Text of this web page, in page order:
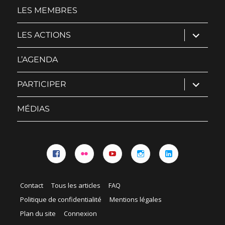
LES MEMBRES
LES ACTIONS ouvrir
le
sous-
L’AGENDA
PARTICIPER ouvrir
le
sous-
MÉDIAS
Contact Tous les articles
FAQ
Politique de confidentialité
Mentions légales
Plan du site
Connexion